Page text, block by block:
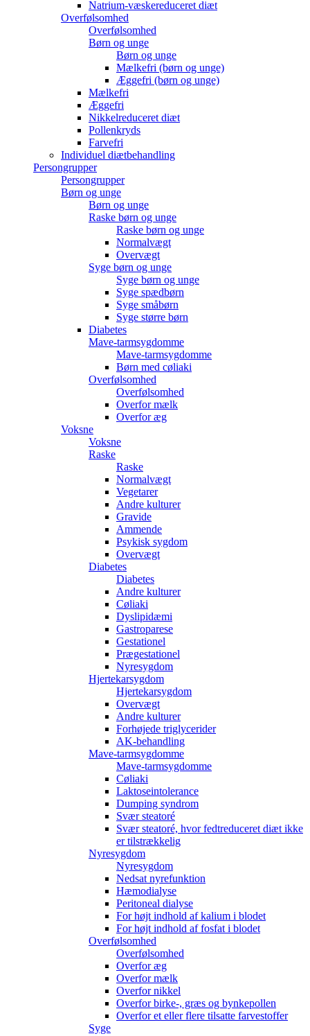
Natrium-væskereduceret diæt
Overfølsomhed
Overfølsomhed
Børn og unge
Børn og unge
Mælkefri (børn og unge)
Æggefri (børn og unge)
Mælkefri
Æggefri
Nikkelreduceret diæt
Pollenkryds
Farvefri
Individuel diætbehandling
Persongrupper
Persongrupper
Børn og unge
Børn og unge
Raske børn og unge
Raske børn og unge
Normalvægt
Overvægt
Syge børn og unge
Syge børn og unge
Syge spædbørn
Syge småbørn
Syge større børn
Diabetes
Mave-tarmsygdomme
Mave-tarmsygdomme
Børn med cøliaki
Overfølsomhed
Overfølsomhed
Overfor mælk
Overfor æg
Voksne
Voksne
Raske
Raske
Normalvægt
Vegetarer
Andre kulturer
Gravide
Ammende
Psykisk sygdom
Overvægt
Diabetes
Diabetes
Andre kulturer
Cøliaki
Dyslipidæmi
Gastroparese
Gestationel
Prægestationel
Nyresygdom
Hjertekarsygdom
Hjertekarsygdom
Overvægt
Andre kulturer
Forhøjede triglycerider
AK-behandling
Mave-tarmsygdomme
Mave-tarmsygdomme
Cøliaki
Laktoseintolerance
Dumping syndrom
Svær steatoré
Svær steatoré, hvor fedtreduceret diæt ikke
er tilstrækkelig
Nyresygdom
Nyresygdom
Nedsat nyrefunktion
Hæmodialyse
Peritoneal dialyse
For højt indhold af kalium i blodet
For højt indhold af fosfat i blodet
Overfølsomhed
Overfølsomhed
Overfor æg
Overfor mælk
Overfor nikkel
Overfor birke-, græs og bynkepollen
Overfor et eller flere tilsatte farvestoffer
Syge